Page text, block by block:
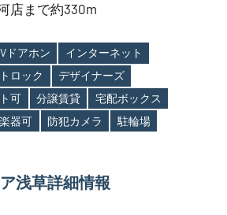
店まで約330m
ドアホン
インターネット
ロック
デザイナーズ
可 分譲賃貸
宅配ボックス
楽器可 防犯カメラ 駐輪場
浅草詳細情報